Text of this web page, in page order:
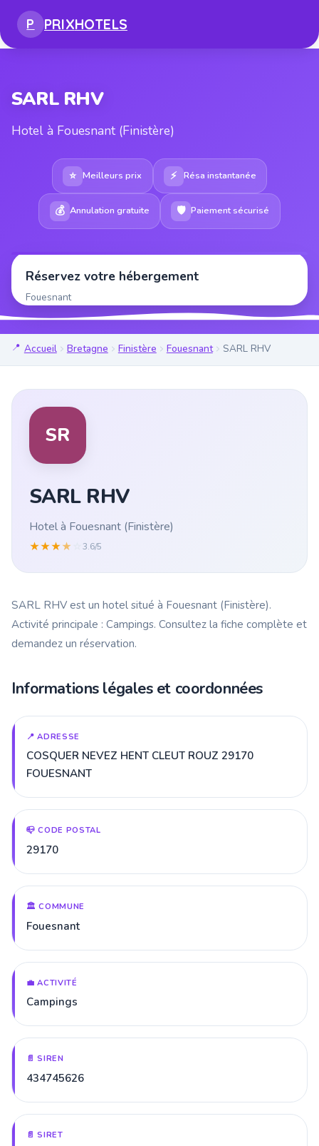
P PRIXHOTELS
SARL RHV
Hotel à Fouesnant (Finistère)
⭐ Meilleurs prix ⚡ Résa instantanée
💰 Annulation gratuite 🛡 Paiement sécurisé
Réservez votre hébergement
Fouesnant
Accueil Bretagne Finistère Fouesnant SARL RHV
SR
SARL RHV
Hotel à Fouesnant (Finistère)
★★★★ 3.6/5
SARL RHV est un hotel situé à Fouesnant (Finistère).
Activité principale : Campings. Consultez la fiche complète et
demandez un réservation.
Informations légales et coordonnées
📍 ADRESSE
COSQUER NEVEZ HENT CLEUT ROUZ 29170
FOUESNANT
📪 CODE POSTAL
29170
🏛️ COMMUNE
Fouesnant
💼 ACTIVITÉ
Campings
📄 SIREN
434745626
📄 SIRET